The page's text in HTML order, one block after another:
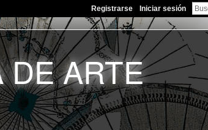
Registrarse Iniciar sesión